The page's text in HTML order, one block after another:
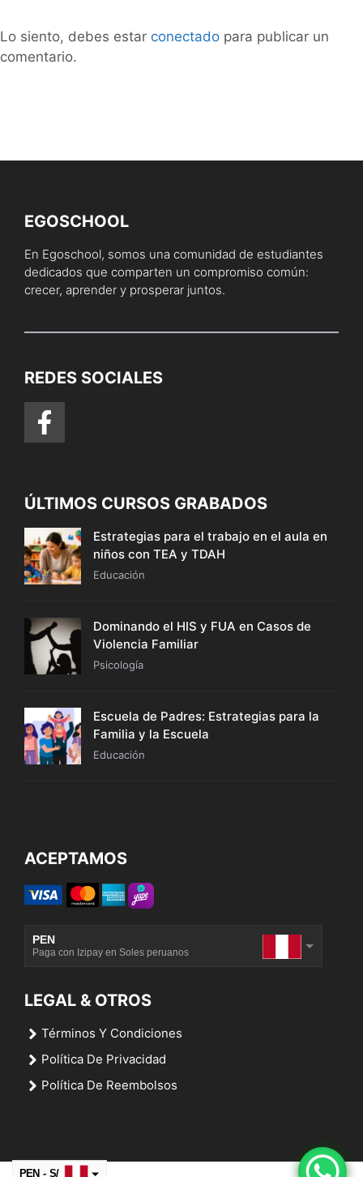
Lo siento, debes estar conectado para publicar un
comentario.
EGOSCHOOL
En Egoschool, somos una comunidad de estudiantes
dedicados que comparten un compromiso común:
crecer, aprender y prosperar juntos.
REDES SOCIALES
ÚLTIMOS CURSOS GRABADOS
Estrategias para el trabajo en el aula en
niños con TEA y TDAH
Educación
Dominando el HIS y FUA en Casos de
Violencia Familiar
Psicología
Escuela de Padres: Estrategias para la
Familia y la Escuela
Educación
ACEPTAMOS
PEN
Paga con Izipay en Soles peruanos
Paga con Marcado Pago en Dólares americanos
LEGAL & OTROS
Términos Y Condiciones
Política De Privacidad
Política De Reembolsos
PEN - S/